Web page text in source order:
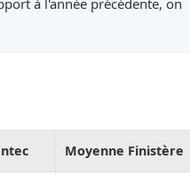
à l'année précédente, on
Moyenne Finistère